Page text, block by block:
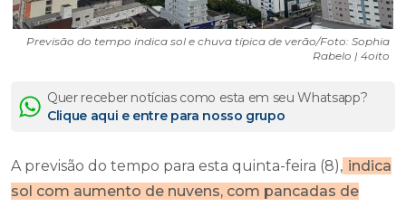
Previsão do tempo indica sol e chuva típica de verão/Foto: Sophia
Rabelo | 4oito
Quer receber notícias como esta em seu Whatsapp?
Clique aqui e entre para nosso grupo
A previsão do tempo para esta quinta-feira (8), indica
sol com aumento de nuvens, com pancadas de